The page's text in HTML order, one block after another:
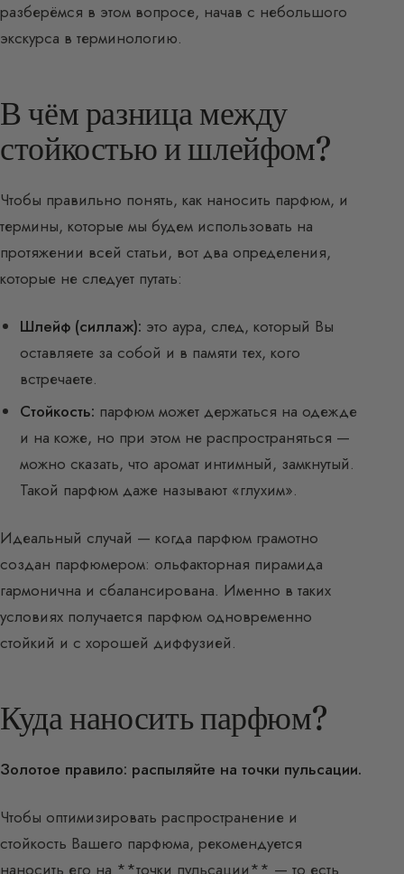
разберёмся в этом вопросе, начав с небольшого
экскурса в терминологию.
В чём разница между
стойкостью и шлейфом?
Чтобы правильно понять, как наносить парфюм, и
термины, которые мы будем использовать на
протяжении всей статьи, вот два определения,
которые не следует путать:
Шлейф (силлаж): это аура, след, который Вы
оставляете за собой и в памяти тех, кого
встречаете.
Стойкость: парфюм может держаться на одежде
и на коже, но при этом не распространяться —
можно сказать, что аромат интимный, замкнутый.
Такой парфюм даже называют «глухим».
Идеальный случай — когда парфюм грамотно
создан парфюмером: ольфакторная пирамида
гармонична и сбалансирована. Именно в таких
условиях получается парфюм одновременно
стойкий и с хорошей диффузией.
Куда наносить парфюм?
Золотое правило: распыляйте на точки пульсации.
Чтобы оптимизировать распространение и
стойкость Вашего парфюма, рекомендуется
наносить его на **точки пульсации** — то есть